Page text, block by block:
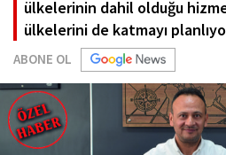
ülkelerinin dahil olduğu
ülkelerini de katmayı
ABONE OL